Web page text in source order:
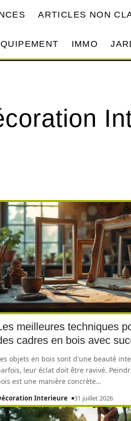
ARTICLES NON
IMMO
meilleures techniques
cadres en bois avec
objets en bois sont d'une beauté
leur éclat doit être ravivé.
est une manière concrète…
Interieure 31 juillet 2026